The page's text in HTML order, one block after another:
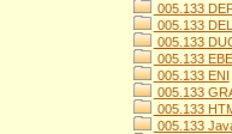
005.133
005.133 DEL
005.133
005.133 EBE
005.133 ENI
005.133
005.133
005.133